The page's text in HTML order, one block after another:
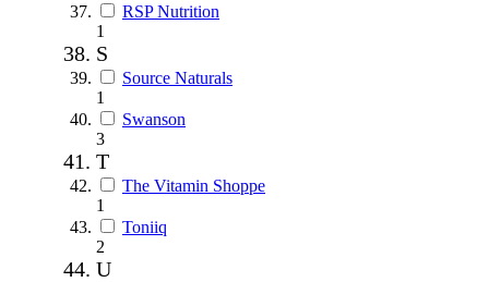
RSP Nutrition
1
S
Source Naturals
1
Swanson
3
T
The Vitamin Shoppe
1
Toniiq
2
U